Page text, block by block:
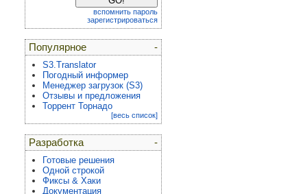
вспомнить пароль
зарегистрироваться
-
Популярное
S3.Translator
Погодный информер
Менеджер загрузок (S3)
Отзывы и предложения
Торрент Торнадо
[весь список]
-
Разработка
Готовые решения
Одной строкой
Фиксы & Хаки
Документация